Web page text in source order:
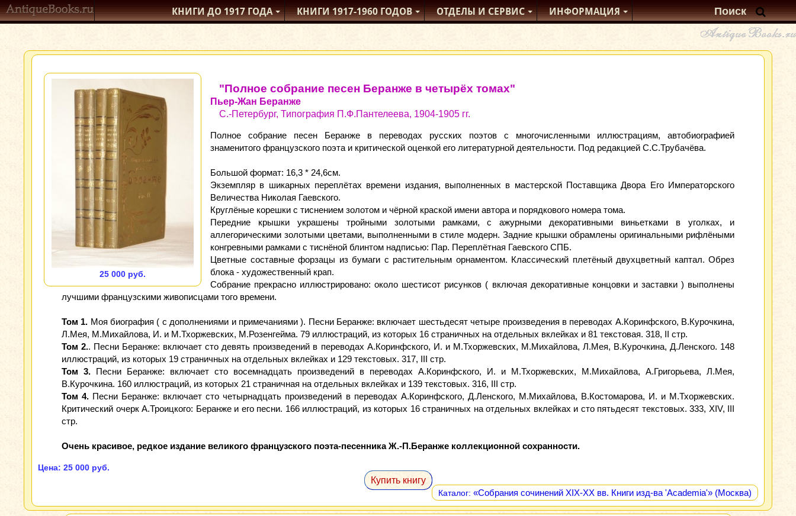
КНИГИ ДО 1917ГОДА КНИГИ1917-1960ГОДОВ ОТДЕЛЫИ СЕРВИС ИНФОРМАЦИЯ
25 000 руб.
"Полное собрание песен Беранже в четырёх томах"
Пьер-Жан Беранже
С.-Петербург, Типография П.Ф.Пантелеева, 1904-1905 гг.
Полное собрание песен Беранже в переводах русских поэтов с многочисленными иллюстрациям, автобиографией
знаменитого французского поэта и критической оценкой его литературной деятельности. Под редакцией С.С.Трубачёва.
Большой формат: 16,3 * 24,6см.
Экземпляр в шикарных переплётах времени издания, выполненных в мастерской Поставщика Двора Его Императорского
Величества Николая Гаевского.
Круглёные корешки с тиснением золотом и чёрной краской имени автора и порядкового номера тома.
Передние крышки украшены тройными золотыми рамками, с ажурными декоративными виньетками в уголках, и
аллегорическими золотыми цветами, выполненными в стиле модерн. Задние крышки обрамлены оригинальными рифлёными
конгревными рамками с тиснёной блинтом надписью: Пар. Переплётная Гаевского СПБ.
Цветные составные форзацы из бумаги с растительным орнаментом. Классический плетёный двухцветный каптал. Обрез
блока - художественный крап.
Собрание прекрасно иллюстрировано: около шестисот рисунков ( включая декоративные концовки и заставки ) выполнены
лучшими французскими живописцами того времени.
Том 1. Моя биография ( с дополнениями и примечаниями ). Песни Беранже: включает шестьдесят четыре произведения в переводах А.Коринфского, В.Курочкина,
Л.Мея, М.Михайлова, И. и М.Тхоржевских, М.Розенгейма. 79 иллюстраций, из которых 16 страничных на отдельных вклейках и 81 текстовая. 318, II стр.
Том 2.. Песни Беранже: включает сто девять произведений в переводах А.Коринфского, И. и М.Тхоржевских, М.Михайлова, Л.Мея, В.Курочкина, Д.Ленского. 148
иллюстраций, из которых 19 страничных на отдельных вклейках и 129 текстовых. 317, III стр.
Том 3. Песни Беранже: включает сто восемнадцать произведений в переводах А.Коринфского, И. и М.Тхоржевских, М.Михайлова, А.Григорьева, Л.Мея,
В.Курочкина. 160 иллюстраций, из которых 21 страничная на отдельных вклейках и 139 текстовых. 316, III стр.
Том 4. Песни Беранже: включает сто четырнадцать произведений в переводах А.Коринфского, Д.Ленского, М.Михайлова, В.Костомарова, И. и М.Тхоржевских.
Критический очерк А.Троицкого: Беранже и его песни. 166 иллюстраций, из которых 16 страничных на отдельных вклейках и сто пятьдесят текстовых. 333, XIV, III
стр.
Очень красивое, редкое издание великого французского поэта-песенника Ж.-П.Беранже коллекционной сохранности.
Цена: 25 000 руб.
Купить книгу
Каталог: «Собрания сочинений XIX-XX вв. Книги изд-ва 'Academia'» (Москва)